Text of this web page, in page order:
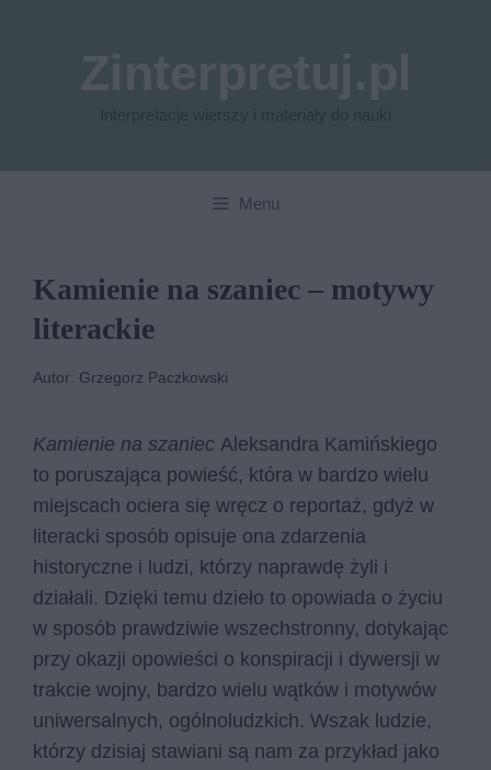
Menu
Kamienie na szaniec – motywy
literackie
Autor: Grzegorz Paczkowski
Kamienie na szaniec Aleksandra Kamińskiego
to poruszająca powieść, która w bardzo wielu
miejscach ociera się wręcz o reportaż, gdyż w
literacki sposób opisuje ona zdarzenia
historyczne i ludzi, którzy naprawdę żyli i
działali. Dzięki temu dzieło to opowiada o życiu
w sposób prawdziwie wszechstronny, dotykając
przy okazji opowieści o konspiracji i dywersji w
trakcie wojny, bardzo wielu wątków i motywów
uniwersalnych, ogólnoludzkich. Wszak ludzie,
którzy dzisiaj stawiani są nam za przykład jako